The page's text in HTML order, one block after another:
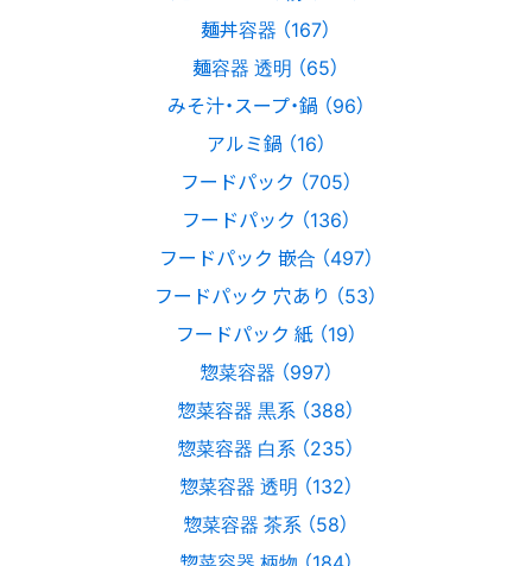
麺丼容器 （167）
麺容器 透明 （65）
みそ汁・スープ・鍋 （96）
アルミ鍋 （16）
フードパック （705）
フードパック （136）
フードパック 嵌合 （497）
フードパック 穴あり （53）
フードパック 紙 （19）
惣菜容器 （997）
惣菜容器 黒系 （388）
惣菜容器 白系 （235）
惣菜容器 透明 （132）
惣菜容器 茶系 （58）